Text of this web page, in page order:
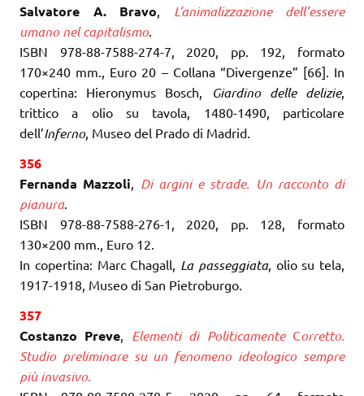
Salvatore A. Bravo
L’animalizzazione dell’essere
umano nel capitalismo.
ISBN 978-88-7588-274-7, 2020, pp. 192, formato
170×240 mm., Euro 20 – Collana “Divergenze” [66]. In
copertina: Hieronymus Bosch,
Giardino delle delizie,
trittico a olio su tavola, 1480-1490, particolare
dell’Inferno, Museo del Prado di Madrid.
356
Fernanda Mazzoli
Di argini e strade. Un racconto di
pianura.
ISBN 978-88-7588-276-1, 2020, pp. 128, formato
130×200 mm., Euro 12.
In copertina: Marc Chagall, La passeggiata, olio su tela,
1917-1918, Museo di San Pietroburgo.
357
Costanzo Preve
Elementi di Politicamente Corretto.
Studio preliminare su un fenomeno ideologico sempre
più invasivo.